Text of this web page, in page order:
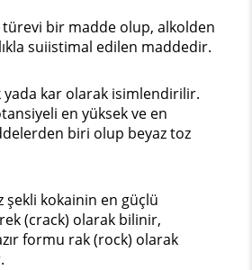
bir madde olup, alkolden
suiistimal edilen maddedir.
kar olarak isimlendirilir.
en yüksek ve en
biri olup beyaz toz
şekli kokainin en güçlü
(crack) olarak bilinir,
formu rak (rock) olarak